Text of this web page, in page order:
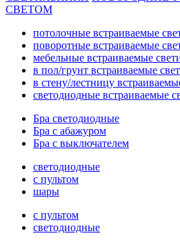
СВЕТОМ
потолочные встраиваемые
поворотные встраиваемые
мебельные встраиваемые
в пол/грунт встраиваемые
в стену/лестницу
светодиодные встраиваемые
Бра светодиодные
Бра с абажуром
Бра с выключателем
светодиодные
с пультом
шары
с пультом
светодиодные